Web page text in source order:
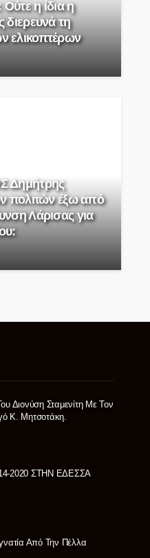
η ίδια η
διερευνά τη
ελικοπτέρων
Δημήτρης
πολιτών έξω από
Λάρισας για
Διονύση Σταμενίτη Με Τον
Κ. Μητσοτάκη.
2020 ΣΤΗΝ ΕΔΕΣΣΑ
Από Την Πέλλα